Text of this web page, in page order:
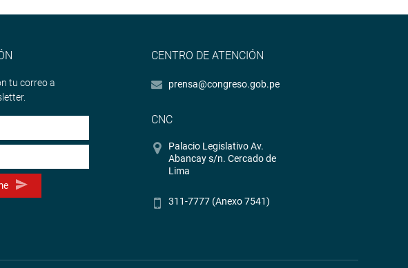
tu correo a
CENTRO DE ATENCIÓN
prensa@congreso.gob.pe
CNC
Palacio Legislativo Av.
Abancay s/n. Cercado de
Lima
311-7777 (Anexo 7541)